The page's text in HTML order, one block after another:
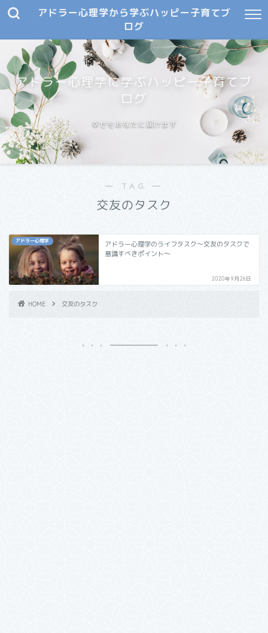
アドラー心理学から学ぶハッピー子育てブ
ログ
アドラー心理学に学ぶハッピー子育てブ
ログ
幸せをあなたに届けます
― TAG ―
交友のタスク
アドラー心理学
アドラー心理学のライフタスク～交友のタスクで
意識すべきポイント～
2020年9月26日
HOME 交友のタスク